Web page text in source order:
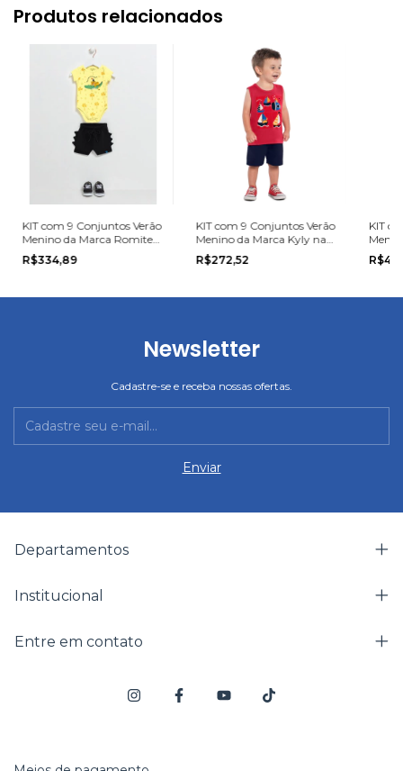
Produtos relacionados
KIT com 9 Conjuntos Verão
Menino da Marca Romitex
na grade do P ao G
R$334,89
KIT com 9 Conjuntos Verão
Menino da Marca Kyly na
grade do P ao G
R$272,52
KIT
na
Newsletter
Cadastre-se e receba nossas ofertas.
Departamentos
Institucional
Entre em contato